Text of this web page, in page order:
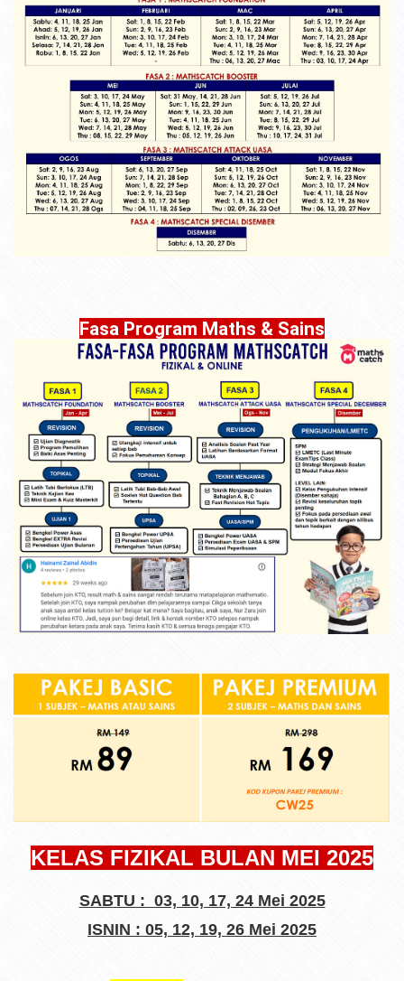
Fasa Program Maths & Sains
KELAS FIZIKAL BULAN MEI 2025
SABTU : 03, 10, 17, 24 Mei 2025
ISNIN : 05, 12, 19, 26 Mei 2025